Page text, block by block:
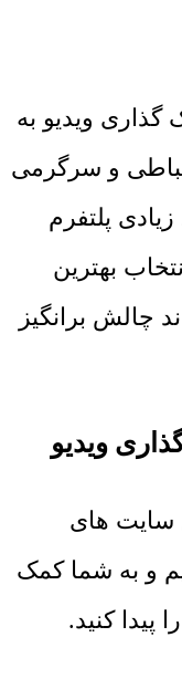
گذاری ویدیو به
و سرگرمی
پلتفرم
بهترین
چالش برانگیز
ویدیو
سایت های
و به شما کمک
پیدا کنید.